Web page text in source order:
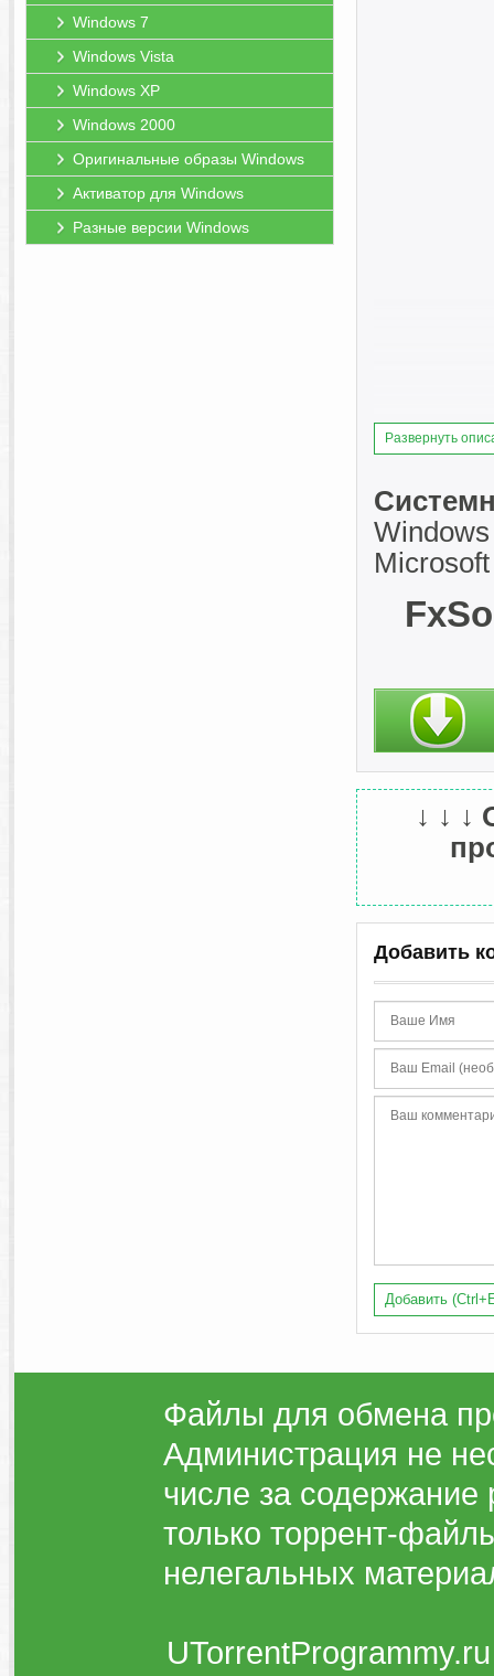
Windows 7
Windows Vista
Windows XP
Windows 2000
Оригинальные образы Windows
Активатор для Windows
Разные версии Windows
Развернуть
↓ ↓ ↓
Добавить
Добавить
Файлы для обмена
Администрация не
числе за
только торрент-
нелегальных
UTorrentProgrammy.ru